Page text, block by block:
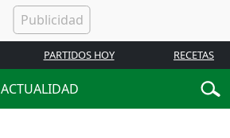
PARTIDOS HOY RECETAS
ACTUALIDAD